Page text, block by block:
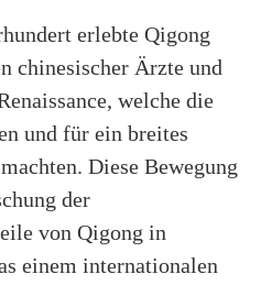
erlebte Qigong
chinesischer Ärzte und
welche die
und für ein breites
Diese Bewegung
der
von Qigong in
einem internationalen